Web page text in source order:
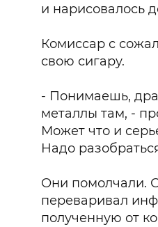
и нарисовалось
Комиссар с
свою сигару.
- Понимаешь,
металлы там, -
Может что и
Надо
Они помолчали.
переваривал
полученную от